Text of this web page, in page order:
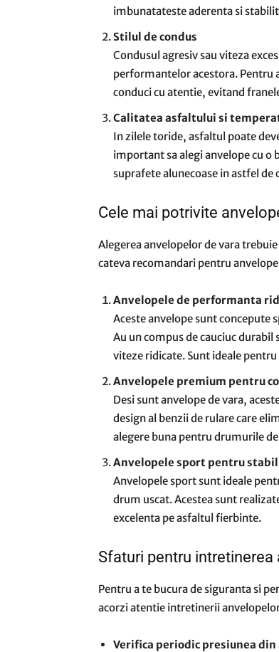
imbunatateste aderenta si
Stilul de condus
Condusul agresiv sau viteza
performantelor acestora. Pentru
conduci cu atentie, evitand
Calitatea asfaltului si
In zilele toride, asfaltul poate
important sa alegi anvelope cu o
suprafete alunecoase in astfel de
Cele mai potrivite
Alegerea anvelopelor de vara
cateva recomandari pentru
Anvelopele de performanta
Aceste anvelope sunt concepute
Au un compus de cauciuc
viteze ridicate. Sunt ideale
Anvelopele premium pentru
Desi sunt anvelope de vara,
design al benzii de rulare care
alegere buna pentru drumurile
Anvelopele sport pentru
Anvelopele sport sunt ideale
drum uscat. Acestea sunt
excelenta pe asfaltul fierbinte.
Sfaturi pentru intretinerea
Pentru a te bucura de siguranta si
acorzi atentie intretinerii
Verifica periodic presiunea din